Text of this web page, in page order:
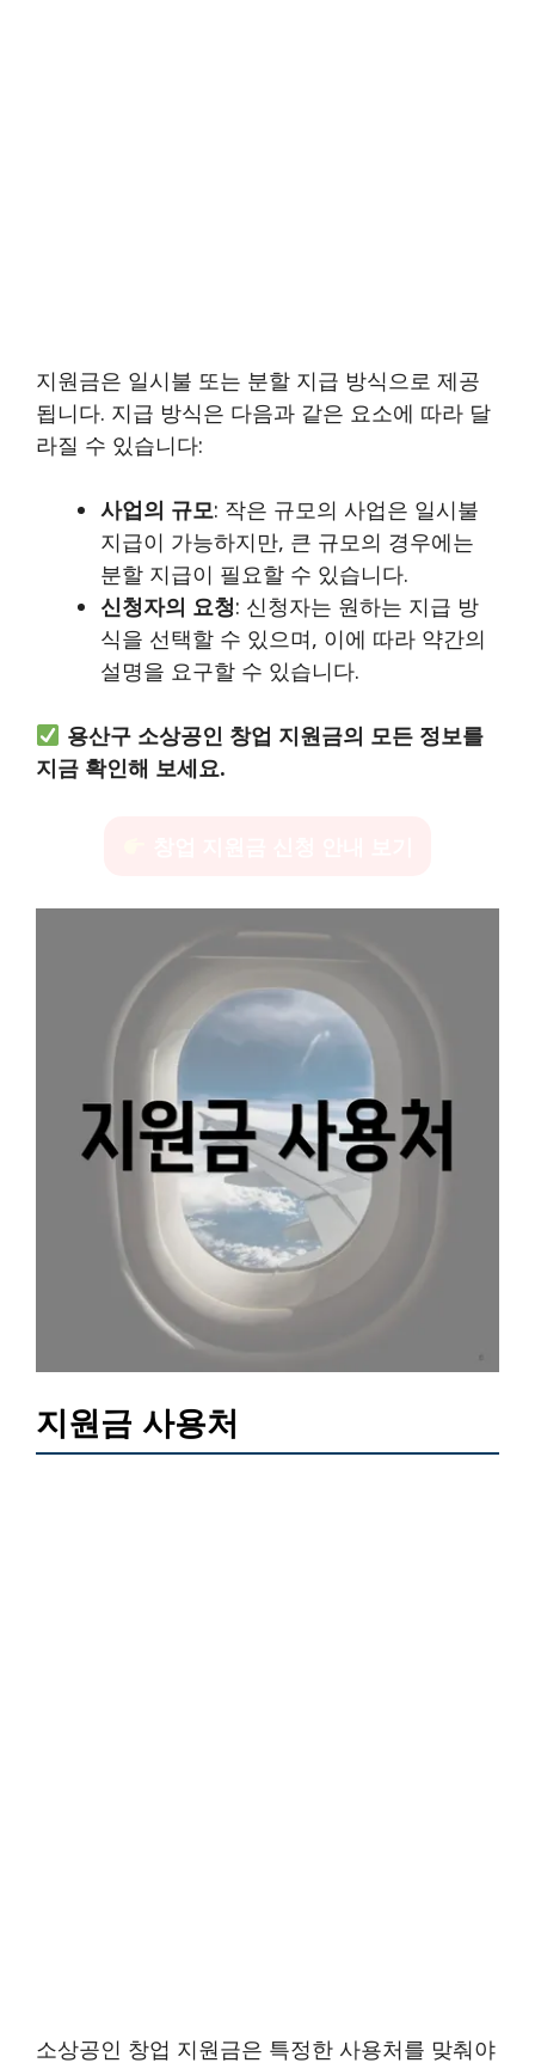
지원금은 일시불 또는 분할 지급 방식으로 제공
됩니다. 지급 방식은 다음과 같은 요소에 따라 달
라질 수 있습니다:
사업의 규모: 작은 규모의 사업은 일시불
지급이 가능하지만, 큰 규모의 경우에는
분할 지급이 필요할 수 있습니다.
신청자의 요청: 신청자는 원하는 지급 방
식을 선택할 수 있으며, 이에 따라 약간의
설명을 요구할 수 있습니다.
용산구 소상공인 창업 지원금의 모든 정보를
지금 확인해 보세요.
지원금 사용처
소상공인 창업 지원금은 특정한 사용처를 맞춰야